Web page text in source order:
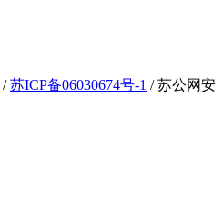
/苏ICP备06030674号-1 / 苏公网安